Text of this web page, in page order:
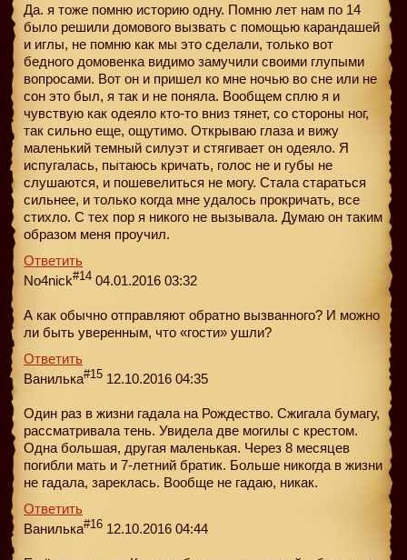
Да. я тоже помню историю одну. Помню лет нам по 14
было решили домового вызвать с помощью карандашей
и иглы, не помню как мы это сделали, только вот
бедного домовенка видимо замучили своими глупыми
вопросами. Вот он и пришел ко мне ночью во сне или не
сон это был, я так и не поняла. Вообщем сплю я и
чувствую как одеяло кто-то вниз тянет, со стороны ног,
так сильно еще, ощутимо. Открываю глаза и вижу
маленький темный силуэт и стягивает он одеяло. Я
испугалась, пытаюсь кричать, голос не и губы не
слушаются, и пошевелиться не могу. Стала стараться
сильнее, и только когда мне удалось прокричать, все
стихло. С тех пор я никого не вызывала. Думаю он таким
образом меня проучил.
Ответить
No4nick#14 04.01.2016 03:32
А как обычно отправляют обратно вызванного? И можно
ли быть уверенным, что «гости» ушли?
Ответить
Ванилька#15 12.10.2016 04:35
Один раз в жизни гадала на Рождество. Сжигала бумагу,
рассматривала тень. Увидела две могилы с крестом.
Одна большая, другая маленькая. Через 8 месяцев
погибли мать и 7-летний братик. Больше никогда в жизни
не гадала, зареклась. Вообще не гадаю, никак.
Ответить
Ванилька#16 12.10.2016 04:44